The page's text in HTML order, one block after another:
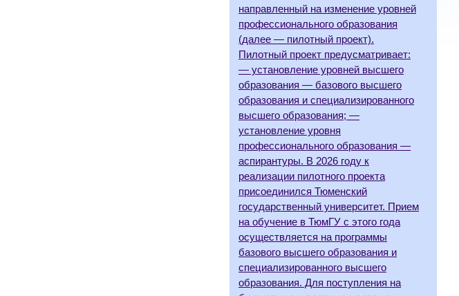
направленный на изменение уровней
профессионального образования
(далее — пилотный проект).
Пилотный проект предусматривает:
— установление уровней высшего
образования — базового высшего
образования и специализированного
высшего образования; —
установление уровня
профессионального образования —
аспирантуры. В 2026 году к
реализации пилотного проекта
присоединился Тюменский
государственный университет. Прием
на обучение в ТюмГУ с этого года
осуществляется на программы
базового высшего образования и
специализированного высшего
образования. Для поступления на